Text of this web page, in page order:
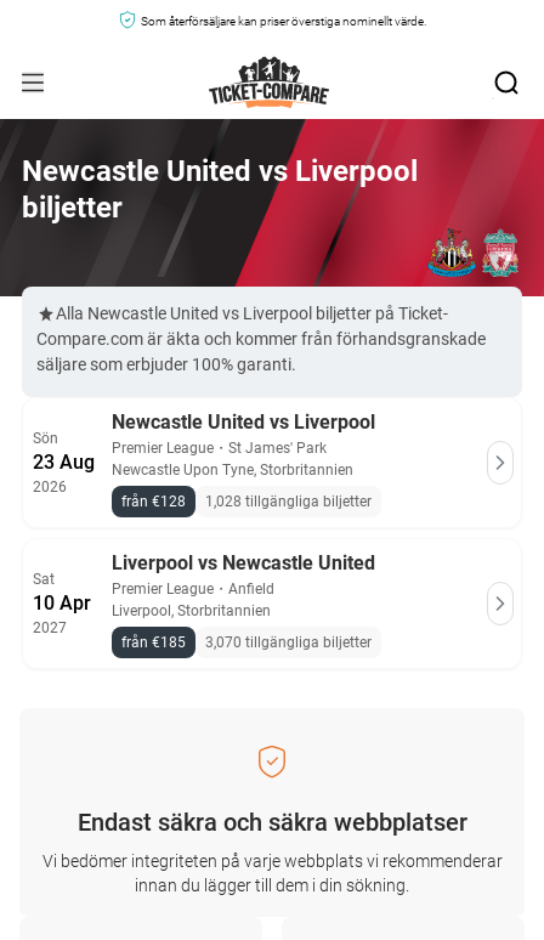
Som återförsäljare kan priser överstiga nominellt värde.
Newcastle United vs Liverpool
biljetter
Alla Newcastle United vs Liverpool biljetter på Ticket-
Compare.com är äkta och kommer från förhandsgranskade
säljare som erbjuder 100% garanti.
Sön
23 Aug
2026
Newcastle United vs Liverpool
Premier League ・ St James' Park
Newcastle Upon Tyne, Storbritannien
från €128
1,028 tillgängliga biljetter
Sat
10 Apr
2027
Liverpool vs Newcastle United
Premier League ・ Anfield
Liverpool, Storbritannien
från €185
3,070 tillgängliga biljetter
Endast säkra och säkra webbplatser
Vi bedömer integriteten på varje webbplats vi rekommenderar
innan du lägger till dem i din sökning.